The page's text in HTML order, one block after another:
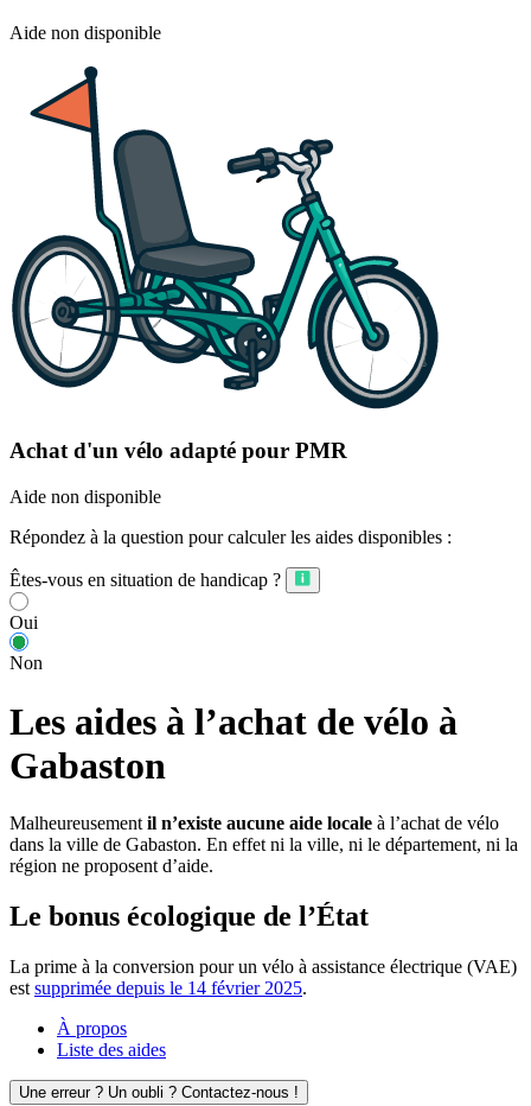
Aide non disponible
Achat d'un vélo adapté pour PMR
Aide non disponible
Répondez à la question pour calculer les aides disponibles :
Êtes-vous en situation de handicap ?
Oui
Non
Les aides à l’achat de vélo à
Gabaston
Malheureusement il n’existe aucune aide locale à l’achat de vélo
dans la ville de Gabaston. En effet ni la ville, ni le département, ni la
région ne proposent d’aide.
Le bonus écologique de l’État
La prime à la conversion pour un vélo à assistance électrique (VAE)
est supprimée depuis le 14 février 2025.
À propos
Liste des aides
Une erreur ? Un oubli ? Contactez-nous !